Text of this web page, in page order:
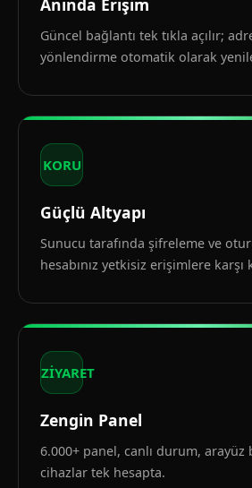
Anında Erişim
Güncel bağlantı tek tıkla açılır;
yönlendirme otomatik olarak
KORU
Güçlü Altyapı
Sunucu tarafında şifreleme ve
hesabınız yetkisiz erişimlere karşı
ZİYARET
Zengin Panel
6.000+ panel, canlı durum,
cihazlar tek hesapta.